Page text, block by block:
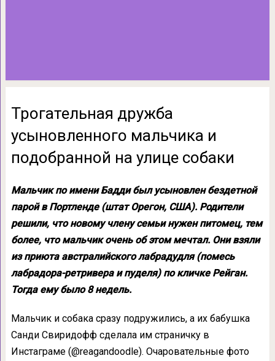
Трогательная дружба
усыновленного мальчика и
подобранной на улице собаки
Мальчик по имени Бадди был усыновлен бездетной
парой в Портленде (штат Орегон, США). Родители
решили, что новому члену семьи нужен питомец, тем
более, что мальчик очень об этом мечтал. Они взяли
из приюта австралийского лабрадудля (помесь
лабрадора-ретривера и пуделя) по кличке Рейган.
Тогда ему было 8 недель.
Мальчик и собака сразу подружились, а их бабушка
Санди Свиридофф сделала им страничку в
Инстаграме (@reagandoodle). Очаровательные фото